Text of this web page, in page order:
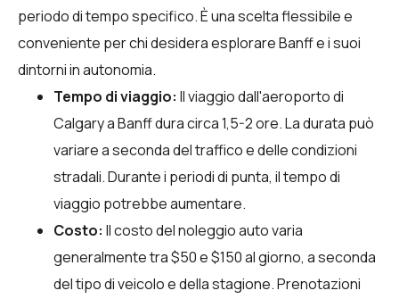
periodo di tempo specifico. È una scelta flessibile e
conveniente per chi desidera esplorare Banff e i suoi
dintorni in autonomia.
Tempo di viaggio: Il viaggio dall'aeroporto di
Calgary a Banff dura circa 1,5-2 ore. La durata può
variare a seconda del traffico e delle condizioni
stradali. Durante i periodi di punta, il tempo di
viaggio potrebbe aumentare.
Costo: Il costo del noleggio auto varia
generalmente tra $50 e $150 al giorno, a seconda
del tipo di veicolo e della stagione. Prenotazioni